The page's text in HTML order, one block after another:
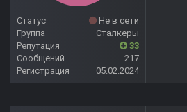
Статус
Не в сети
Группа
Сталкеры
Репутация
33
Сообщений
217
Регистрация
05.02.2024